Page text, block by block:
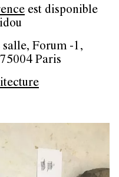
est disponible
salle, Forum -1,
Paris